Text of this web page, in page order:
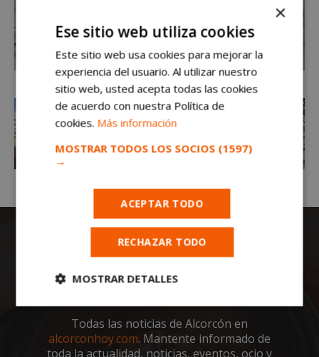
Todas las noticias de Alcorcón en
alcorconhoy.com. Mantente informado de
toda la actualidad, noticias, eventos, ocio y
×
Ese sitio web utiliza cookies
Este sitio web usa cookies para mejorar la
experiencia del usuario. Al utilizar nuestro
sitio web, usted acepta todas las cookies
de acuerdo con nuestra Política de
cookies. Más información
MOSTRAR TODOS LOS SOCIOS (1597)
→
ACEPTAR TODO
RECHAZAR TODO
MOSTRAR DETALLES
Cookies
estrictamente
necesarias
Cookies de
rendimiento